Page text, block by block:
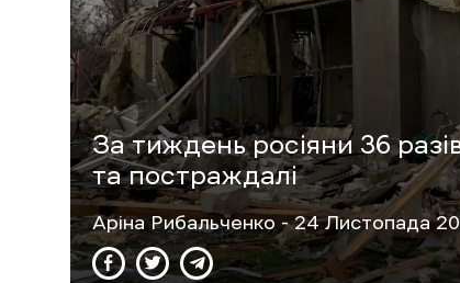
За тиждень росіяни 36
та постраждалі
Аріна Рибальченко - 24 Листопада